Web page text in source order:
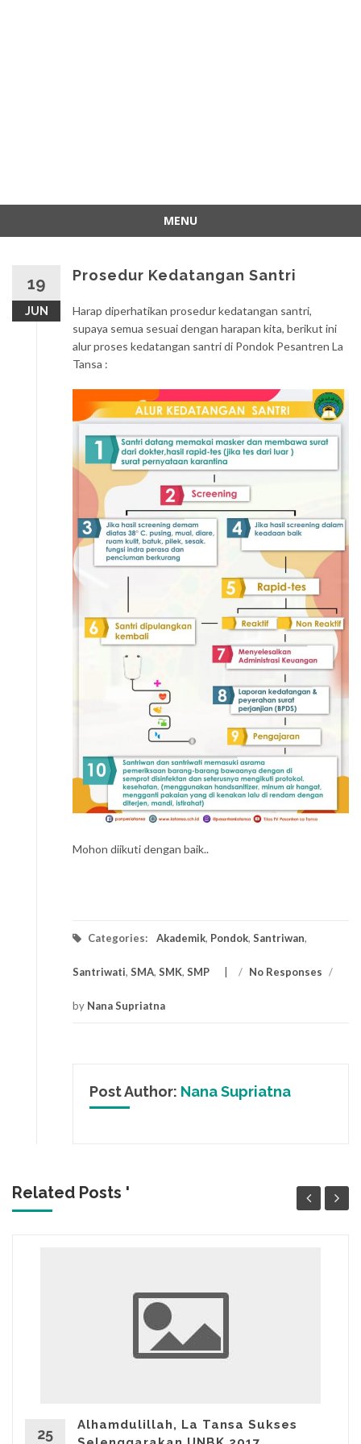
MENU
content
19
JUN
Prosedur Kedatangan Santri
Harap diperhatikan prosedur kedatangan santri,
supaya semua sesuai dengan harapan kita, berikut ini
alur proses kedatangan santri di Pondok Pesantren La
Tansa :
Mohon diikuti dengan baik..
Categories: Akademik, Pondok, Santriwan,
Santriwati, SMA, SMK, SMP / No Responses /
by Nana Supriatna
Post Author: Nana Supriatna
Related Posts '
25
Alhamdulillah, La Tansa Sukses